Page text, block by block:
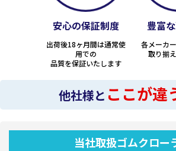
安心の保証制度
出荷後18ヶ月間は通常使
用での
品質を保証いたします
豊富
各メーカ
取り揃
他社様と ここが違
当社取扱ゴムクロー